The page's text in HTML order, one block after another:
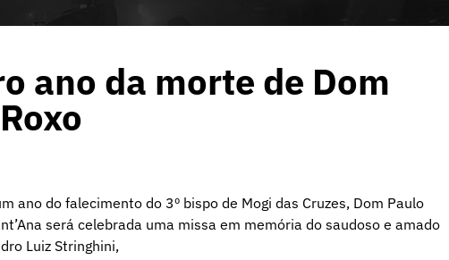
ano da morte de Dom
ano do falecimento do 3º bispo de Mogi das Cruzes, Dom Paulo
será celebrada uma missa em memória do saudoso e amado
Luiz Stringhini,